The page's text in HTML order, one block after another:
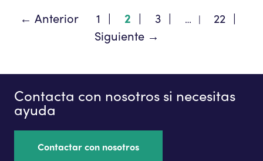
← Anterior 1 2 3 …
22
Siguiente →
Contacta con nosotros si necesitas
ayuda
Contactar con nosotros